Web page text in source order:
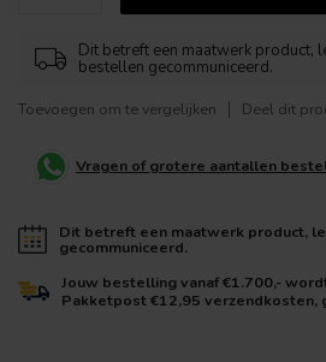
Dit betreft een maatwerk product,
bestellen gecommuniceerd.
Toevoegen om te vergelijken Deel dit
Vragen of grotere aantallen
Dit betreft een maatwerk product,
gecommuniceerd.
Jouw bestelling vanaf €1.700,-
Pakketpost €12,95 verzendkosten,